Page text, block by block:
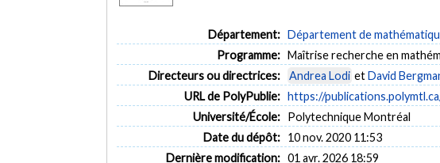
Département: Département de
Programme: Maîtrise recherche en
Directeurs ou directrices:
Andrea Lodi etDavid
URL de PolyPublie: https://
Université/École: Polytechnique Montréal
Date du dépôt: 10 nov. 2020 11:53
Dernière modification: 01 avr. 2026 18:59